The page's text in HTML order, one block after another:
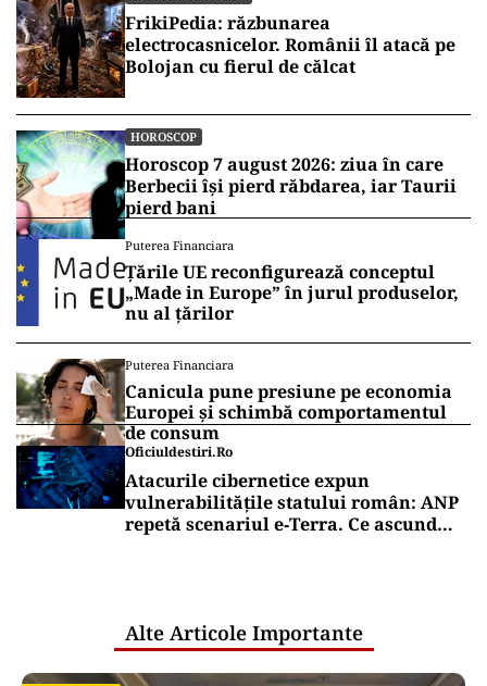
FrikiPedia: răzbunarea
electrocasnicelor. Românii îl atacă pe
Bolojan cu fierul de călcat
HOROSCOP
Horoscop 7 august 2026: ziua în care
Berbecii își pierd răbdarea, iar Taurii
pierd bani
Puterea Financiara
Țările UE reconfigurează conceptul
„Made in Europe” în jurul produselor,
nu al țărilor
Puterea Financiara
Canicula pune presiune pe economia
Europei și schimbă comportamentul
de consum
Oficiuldestiri.ro
Atacurile cibernetice expun
vulnerabilitățile statului român: ANP
repetă scenariul e‑Terra. Ce ascund
Alte Articole Importante